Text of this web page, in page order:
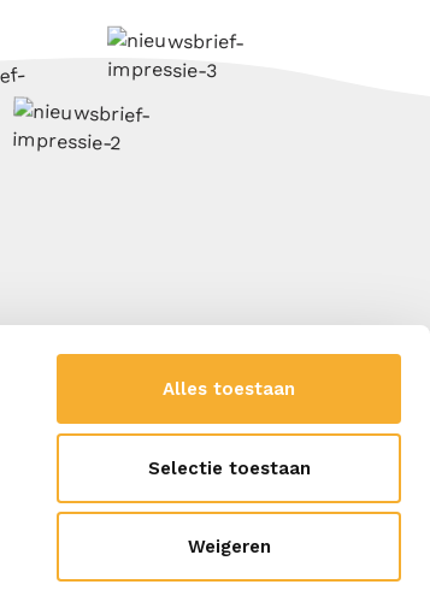
Alles toestaan
Selectie toestaan
Weigeren